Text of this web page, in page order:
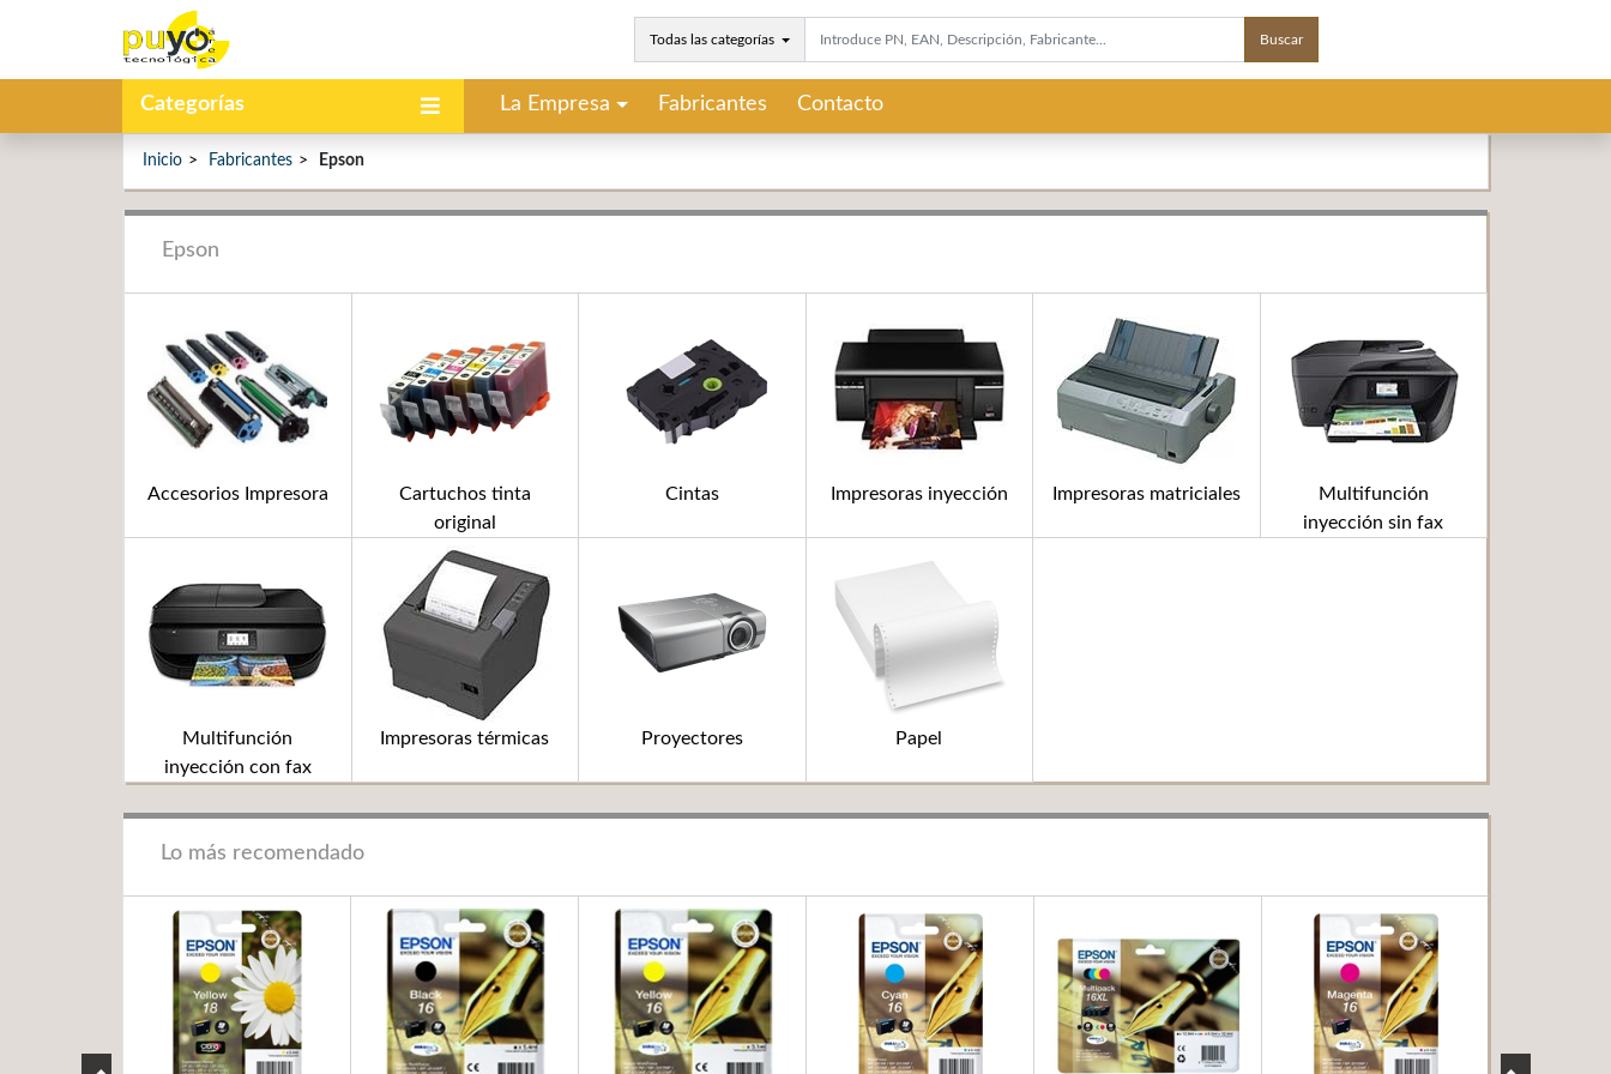
Todas las categorías Buscar
Categorías La Empresa Fabricantes Contacto
Inicio Fabricantes Epson
Epson
Accesorios Impresora
Cartuchos tinta
original
Cintas Impresoras inyección Impresoras matriciales
Multifunción
inyección sin fax
Multifunción
inyección con fax
Impresoras térmicas Proyectores Papel
Lo más recomendado